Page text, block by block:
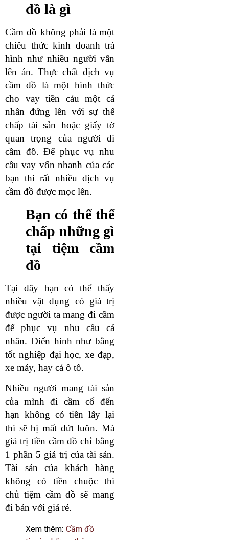
đồ là gì
Cầm đồ không phải là một
chiêu thức kinh doanh trá
hình như nhiều người vẫn
lên án. Thực chất dịch vụ
cầm đồ là một hình thức
cho vay tiền cảu một cá
nhân đứng lên với sự thế
chấp tài sản hoặc giấy tờ
quan trọng của người đi
cầm đồ. Để phục vụ nhu
cầu vay vốn nhanh của các
bạn thì rất nhiều dịch vụ
cầm đồ được mọc lên.
Bạn có thể thế
chấp những gì
tại tiệm cầm
đồ
Tại đây bạn có thể thấy
nhiều vật dụng có giá trị
được người ta mang đi cầm
để phục vụ nhu cầu cá
nhân. Điển hình như bằng
tốt nghiệp đại học, xe đạp,
xe máy, hay cả ô tô.
Nhiều người mang tài sản
của mình đi cầm cố đến
hạn không có tiền lấy lại
thì sẽ bị mất đứt luôn. Mà
giá trị tiền cầm đồ chỉ bằng
1 phần 5 giá trị của tài sản.
Tài sản của khách hàng
không có tiền chuộc thì
chủ tiệm cầm đồ sẽ mang
đi bán với giá rẻ.
Xem thêm: Cầm đồ